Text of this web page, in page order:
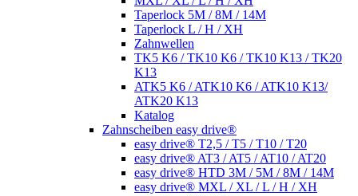
Taperlock 5M / 8M / 14M
Taperlock L / H / XH
Zahnwellen
TK5 K6 / TK10 K6 / TK10 K13 / TK20
K13
ATK5 K6 / ATK10 K6 / ATK10 K13/
ATK20 K13
Katalog
Zahnscheiben easy drive®
easy drive® T2,5 / T5 / T10 / T20
easy drive® AT3 / AT5 / AT10 / AT20
easy drive® HTD 3M / 5M / 8M / 14M
easy drive® MXL / XL / L / H / XH